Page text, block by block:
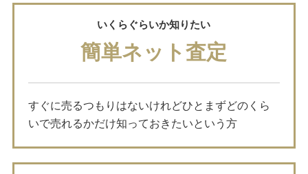
いくらぐらいか知りたい
簡単ネット査定
すぐに売るつもりはないけれどひとまずどのくら
いで売れるかだけ知っておきたいという方